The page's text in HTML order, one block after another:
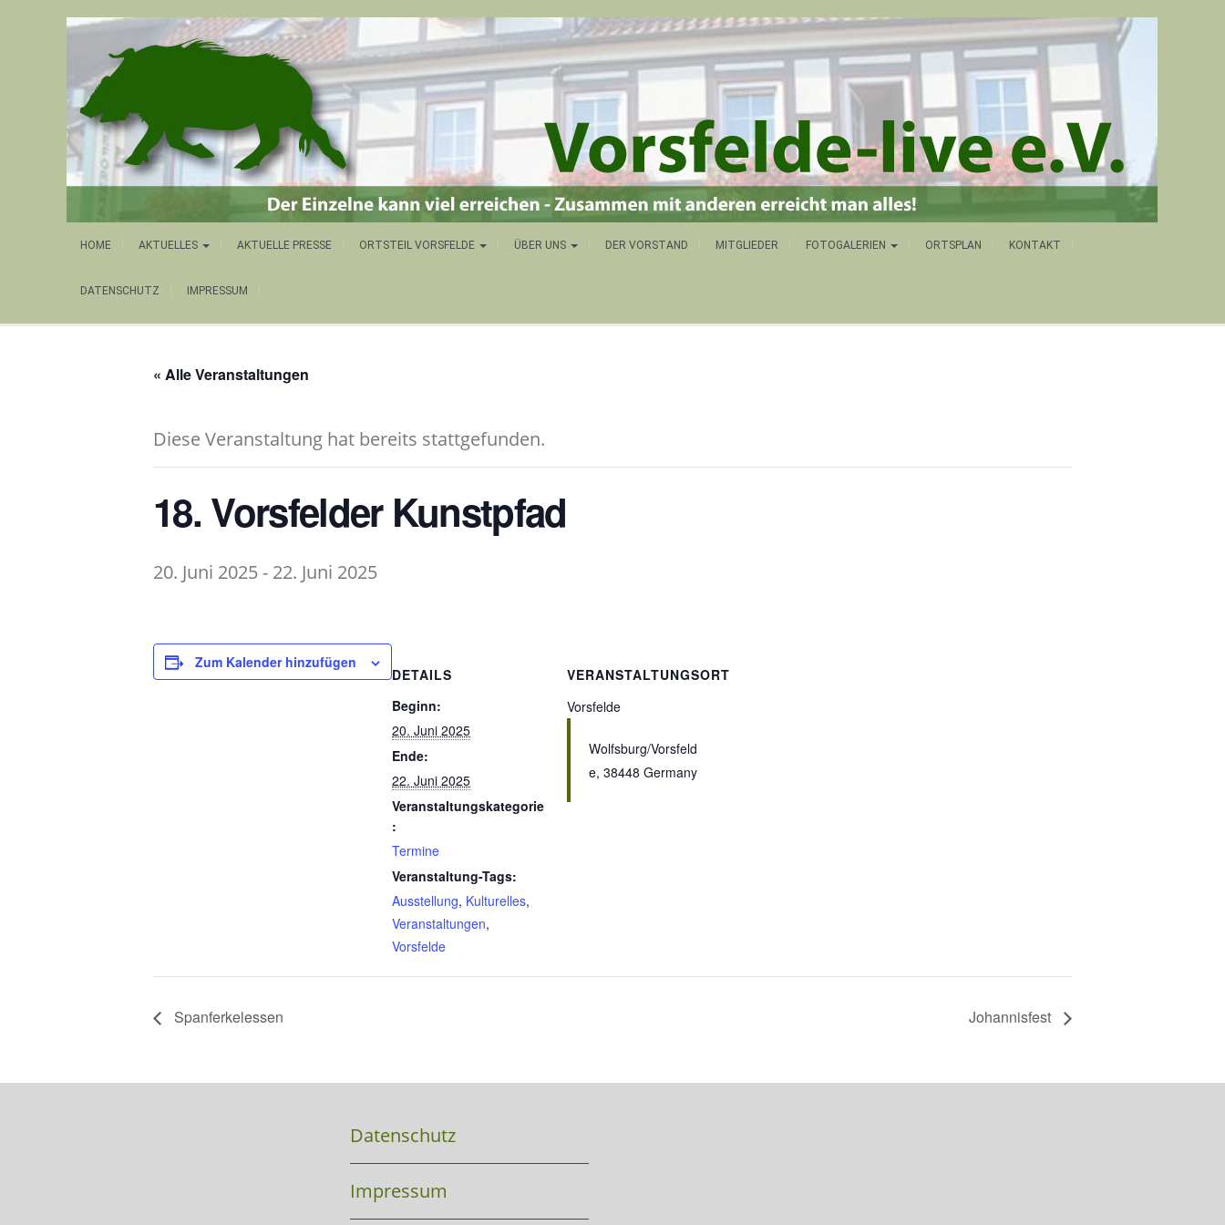
HOME AKTUELLES AKTUELLE PRESSE ORTSTEIL VORSFELDE ÜBER UNS DER VORSTAND MITGLIEDER FOTOGALERIEN ORTSPLAN KONTAKT
DATENSCHUTZ IMPRESSUM
« Alle Veranstaltungen
Diese Veranstaltung hat bereits stattgefunden.
18. Vorsfelder Kunstpfad
20. Juni 2025- 22. Juni 2025
Zum Kalender hinzufügen
DETAILS
Beginn:
20. Juni 2025
Ende:
22. Juni 2025
Veranstaltungskategorie
:
Termine
Veranstaltung-Tags:
Ausstellung, Kulturelles,
Veranstaltungen,
Vorsfelde
VERANSTALTUNGSORT
Vorsfelde
Wolfsburg/Vorsfeld
e, 38448 Germany
Spanferkelessen Johannisfest
Datenschutz
Impressum